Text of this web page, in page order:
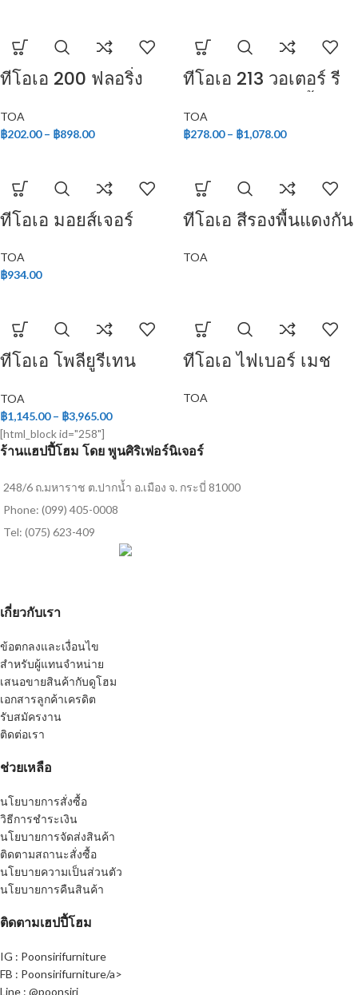
ทีโอเอ 200 ฟลอริ่ง
TOA
฿202.00 – ฿898.00
ทีโอเอ 213 วอเตอร์ รี
TOA
฿278.00 – ฿1,078.00
ทีโอเอ มอยส์เจอร์
TOA
฿934.00
ทีโอเอ สีรองพื้นแดงกัน
TOA
ทีโอเอ โพลียูรีเทน
TOA
฿1,145.00 – ฿3,965.00
ทีโอเอ ไฟเบอร์ เมช
TOA
[html_block id="258"]
ร้านแฮปปี้โฮม โดย พูนศิริเฟอร์นิเจอร์
248/6 ถ.มหาราช ต.ปากน้ำ อ.เมือง จ. กระบี่ 81000
Phone: (099) 405-0008
Tel: (075) 623-409
เกี่ยวกับเรา
ข้อตกลงและเงื่อนไข
สำหรับผู้แทนจำหน่าย
เสนอขายสินค้ากับดูโฮม
เอกสารลูกค้าเครดิต
รับสมัครงาน
ติดต่อเรา
ช่วยเหลือ
นโยบายการสั่งซื้อ
วิธีการชำระเงิน
นโยบายการจัดส่งสินค้า
ติดตามสถานะสั่งซื้อ
นโยบายความเป็นส่วนตัว
นโยบายการคืนสินค้า
ติดตามเฮปปี้โฮม
IG : Poonsirifurniture
FB : Poonsirifurniture/a>
Line : @poonsiri